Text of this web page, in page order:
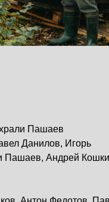
Пашаев
Данилов, Игорь
Пашаев, Андрей